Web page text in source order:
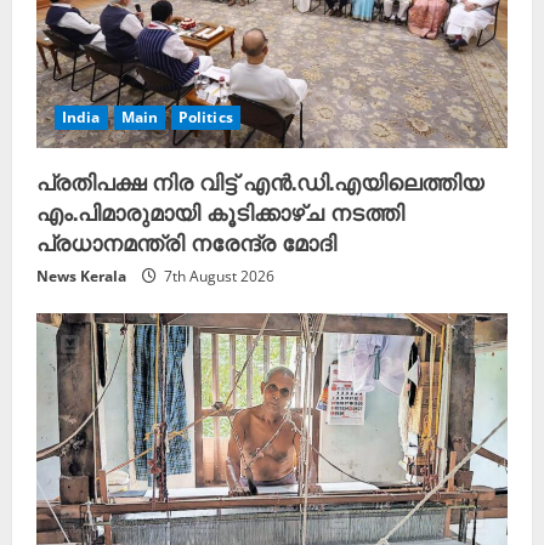
India Main Politics
പ്രതിപക്ഷ നിര വിട്ട് എൻ.ഡി.എയിലെത്തിയ
എം.പിമാരുമായി കൂടിക്കാഴ്ച നടത്തി
പ്രധാനമന്ത്രി നരേന്ദ്ര മോദി
News Kerala 7th August 2026